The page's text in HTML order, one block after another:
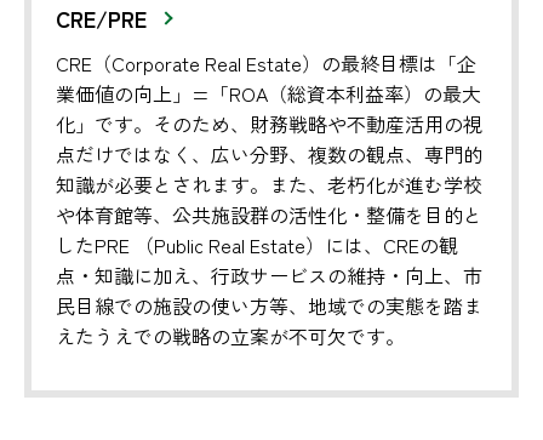
CRE/PRE
CRE（Corporate Real Estate）の最終目標は「企
業価値の向上」=「ROA（総資本利益率）の最大
化」です。そのため、財務戦略や不動産活用の視
点だけではなく、広い分野、複数の観点、専門的
知識が必要とされます。また、老朽化が進む学校
や体育館等、公共施設群の活性化・整備を目的と
したPRE （Public Real Estate）には、CREの観
点・知識に加え、行政サービスの維持・向上、市
民目線での施設の使い方等、地域での実態を踏ま
えたうえでの戦略の立案が不可欠です。